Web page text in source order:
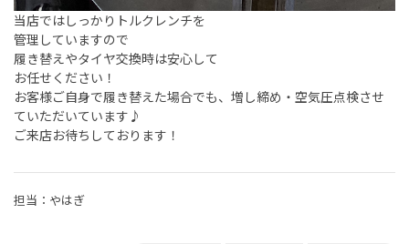
当店ではしっかりトルクレンチを
管理していますので
履き替えやタイヤ交換時は安心して
お任せください！
お客様ご自身で履き替えた場合でも、増し締め・空気圧点検させ
ていただいています♪
ご来店お待ちしております！
担当：やはぎ